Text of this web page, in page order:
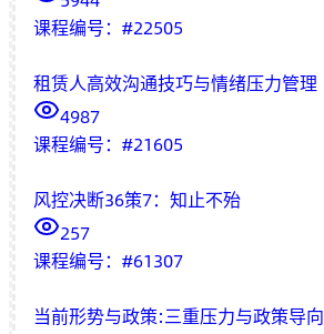
课程编号： #22505
租赁人高效沟通技巧与情绪压力管理
4987
课程编号： #21605
风控决断36策7：知止不殆
257
课程编号： #61307
当前形势与政策:三重压力与政策导向